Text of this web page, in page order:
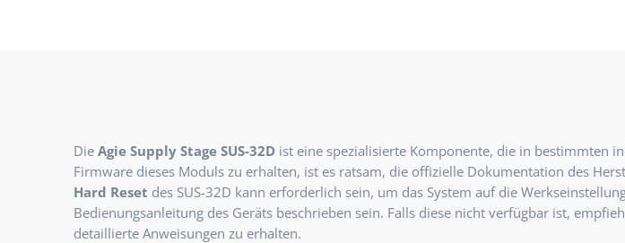
Die Agie Supply Stage SUS-32D ist eine spezialisierte Komponente, die in bestimmten
Firmware dieses Moduls zu erhalten, ist es ratsam, die offizielle Dokumentation des
Hard Reset des SUS-32D kann erforderlich sein, um das System auf die
Bedienungsanleitung des Geräts beschrieben sein. Falls diese nicht verfügbar ist,
detaillierte Anweisungen zu erhalten.